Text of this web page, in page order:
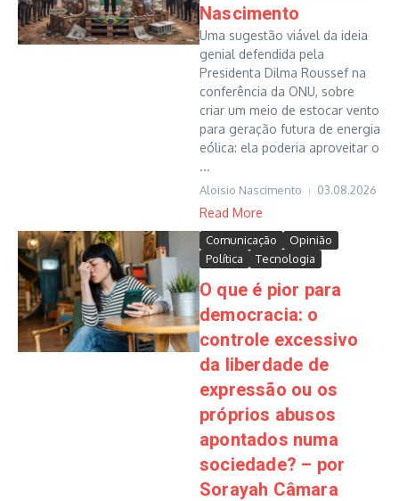
Nascimento
Uma sugestão viável da ideia
genial defendida pela
Presidenta Dilma Roussef na
conferência da ONU, sobre
criar um meio de estocar vento
para geração futura de energia
eólica: ela poderia aproveitar o
...
Aloisio Nascimento 03.08.2026
Read More
Comunicação
Opinião
Política
Tecnologia
O que é pior para
democracia: o
controle excessivo
da liberdade de
expressão ou os
próprios abusos
apontados numa
sociedade? – por
Sorayah Câmara